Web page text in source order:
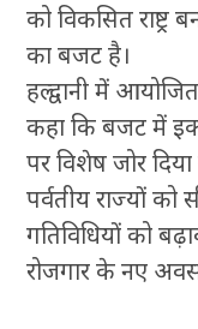
को विकसित राष्ट्र
का बजट है।
हल्द्वानी में
कहा कि बजट में
पर विशेष जोर
पर्वतीय राज्यों को
गतिविधियों को
रोजगार के नए